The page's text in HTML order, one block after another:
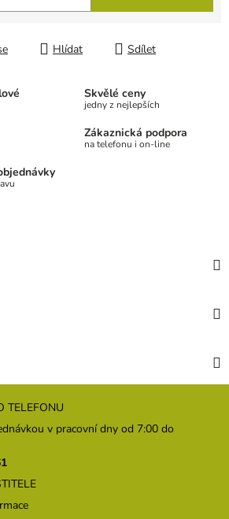
Hlídat Sdílet
Skvělé ceny
jedny z nejlepších
Zákaznická podpora
na telefonu i on-line
TELEFONU
v pracovní dny od 7:00 do